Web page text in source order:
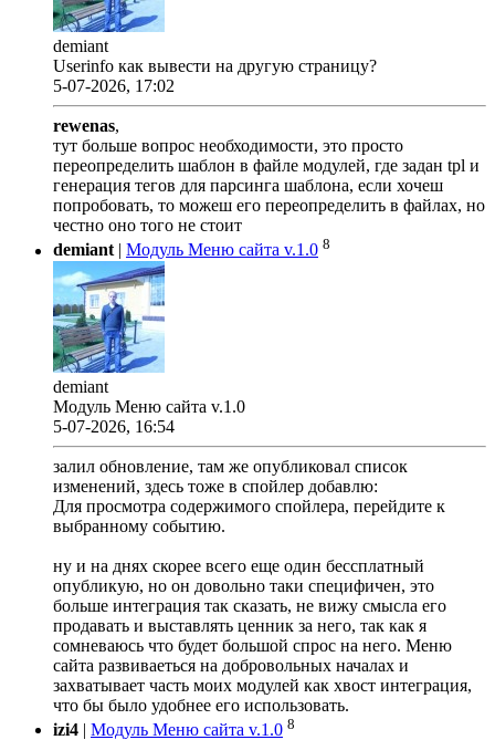
demiant
Userinfo как вывести на другую страницу?
5-07-2026, 17:02
rewenas,
тут больше вопрос необходимости, это просто
переопределить шаблон в файле модулей, где задан tpl и
генерация тегов для парсинга шаблона, если хочеш
попробовать, то можеш его переопределить в файлах, но
честно оно того не стоит
demiant| Модуль Меню сайта v.1.0 8
demiant
Модуль Меню сайта v.1.0
5-07-2026, 16:54
залил обновление, там же опубликовал список
изменений, здесь тоже в спойлер добавлю:
Для просмотра содержимого спойлера, перейдите к
выбранному событию.
ну и на днях скорее всего еще один бессплатный
опубликую, но он довольно таки специфичен, это
больше интеграция так сказать, не вижу смысла его
продавать и выставлять ценник за него, так как я
сомневаюсь что будет большой спрос на него. Меню
сайта развиваеться на добровольных началах и
захватывает часть моих модулей как хвост интеграция,
что бы было удобнее его использовать.
izi4 | Модуль Меню сайта v.1.0 8